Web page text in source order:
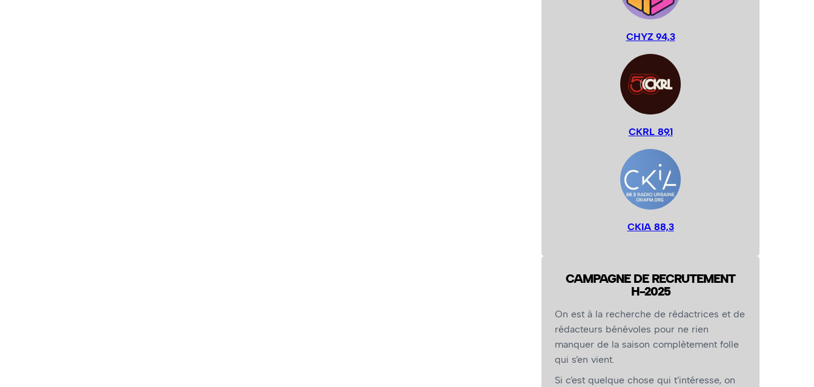
CHYZ 94,3
CKRL 89,1
CKIA 88,3
CAMPAGNE DE RECRUTEMENT
H-2025
On est à la recherche de rédactrices et de
rédacteurs bénévoles pour ne rien
manquer de la saison complètement folle
qui s’en vient.
Si c’est quelque chose qui t’intéresse, on